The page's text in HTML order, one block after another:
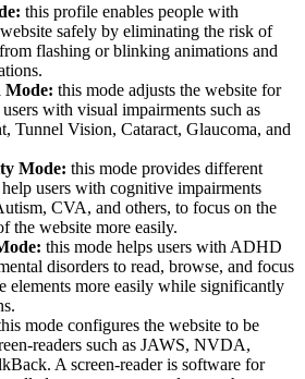
this profile enables people with
safely by eliminating the risk of
flashing or blinking animations and
Mode: this mode adjusts the website for
with visual impairments such as
Tunnel Vision, Cataract, Glaucoma, and
Mode: this mode provides different
users with cognitive impairments
CVA, and others, to focus on the
the website more easily.
this mode helps users with ADHD
disorders to read, browse, and focus
elements more easily while significantly
mode configures the website to be
readers such as JAWS, NVDA,
A screen-reader is software for